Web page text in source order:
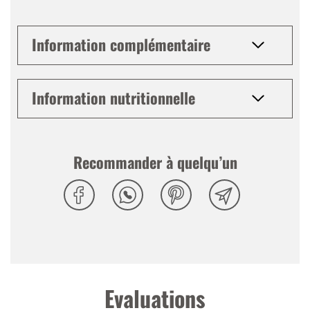
Information complémentaire
Information nutritionnelle
Recommander à quelqu’un
Evaluations